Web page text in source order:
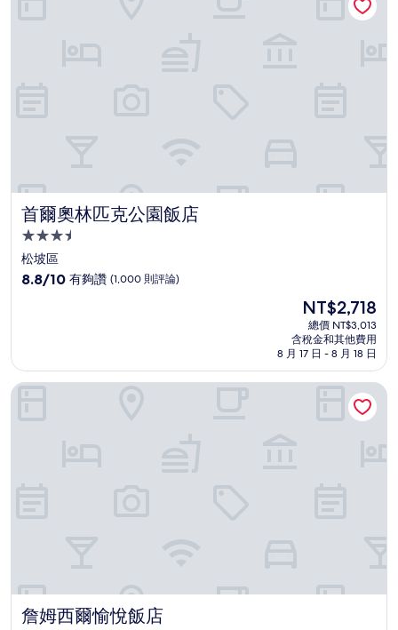
首爾奧林匹克公園飯店
首爾奧林匹克公園飯店
3.5
星
級
松坡區
8.8
有
夠
8.8/10 有夠讚 (1,000 則評論)
現
在
價
格
為
NT$2,718
NT$2,718
總價 NT$3,013
含稅金和其他費用
8 月 17 日 - 8 月 18 日
詹姆西爾愉悅飯店
詹姆西爾愉悅飯店
詹姆西爾愉悅飯店